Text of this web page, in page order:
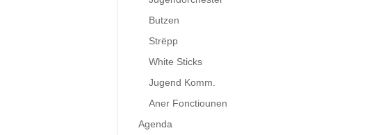
Butzen
Strëpp
White Sticks
Jugend Komm.
Aner Fonctiounen
Agenda